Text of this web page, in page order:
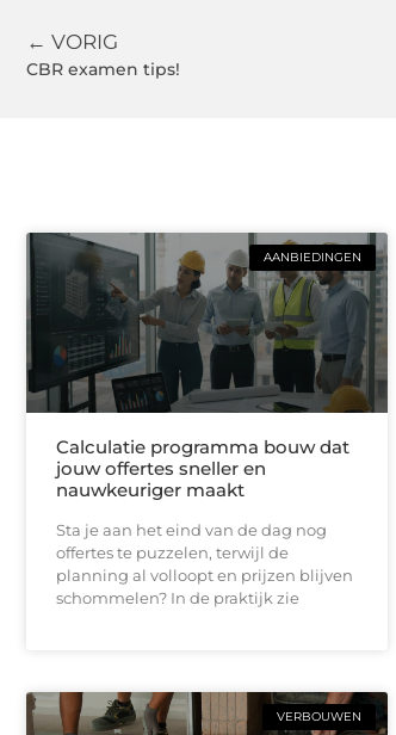
← VORIG
CBR examen tips!
AANBIEDINGEN
Calculatie programma bouw dat
jouw offertes sneller en
nauwkeuriger maakt
Sta je aan het eind van de dag nog
offertes te puzzelen, terwijl de
planning al volloopt en prijzen blijven
schommelen? In de praktijk zie
VERBOUWEN